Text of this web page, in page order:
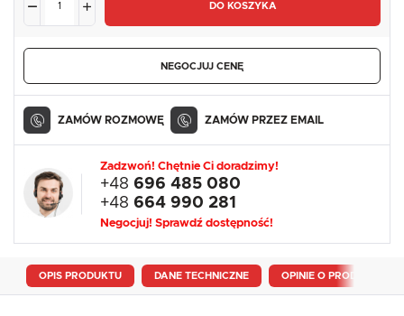
DO KOSZYKA
NEGOCJUJ CENĘ
ZAMÓW ROZMOWĘ ZAMÓW PRZEZ EMAIL
Zadzwoń! Chętnie Ci doradzimy!
+48 696 485 080
+48 664 990 281
Negocjuj! Sprawdź dostępność!
OPIS PRODUKTU DANE TECHNICZNE OPINIE O PRODUKCIE